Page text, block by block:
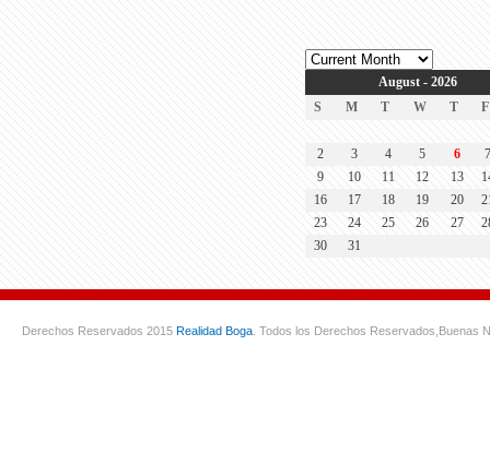
August - 2026
S
M T W T F
2 3 4 5 6
9
10 11 12 13
16
17 18 19 20
23
24 25 26 27
30
31
Derechos Reservados 2015 Realidad Boga . Todos los Derechos Reservados, Buenas